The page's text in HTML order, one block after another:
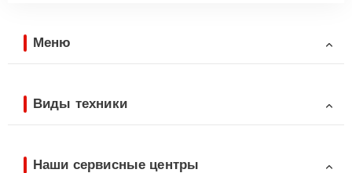
Меню
Виды техники
Наши сервисные центры